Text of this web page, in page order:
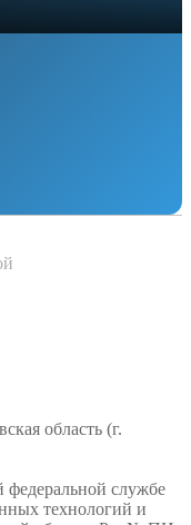
область (г.
федеральной службе
технологий и